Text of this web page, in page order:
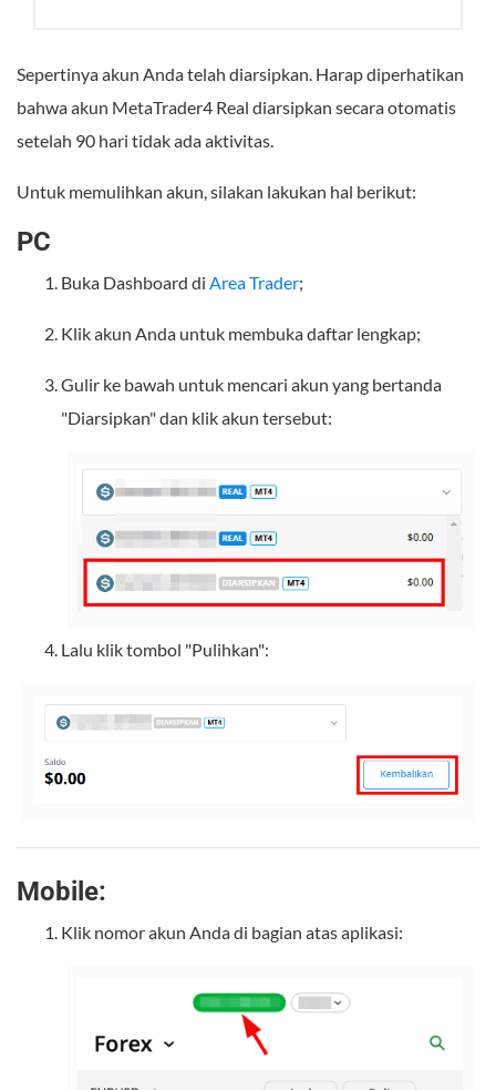
Sepertinya akun Anda telah diarsipkan. Harap diperhatikan
bahwa akun MetaTrader4 Real diarsipkan secara otomatis
setelah 90 hari tidak ada aktivitas.
Untuk memulihkan akun, silakan lakukan hal berikut:
PC
Buka Dashboard di Area Trader;
Klik akun Anda untuk membuka daftar lengkap;
Gulir ke bawah untuk mencari akun yang bertanda
"Diarsipkan" dan klik akun tersebut:
Lalu klik tombol "Pulihkan":
Mobile:
Klik nomor akun Anda di bagian atas aplikasi: